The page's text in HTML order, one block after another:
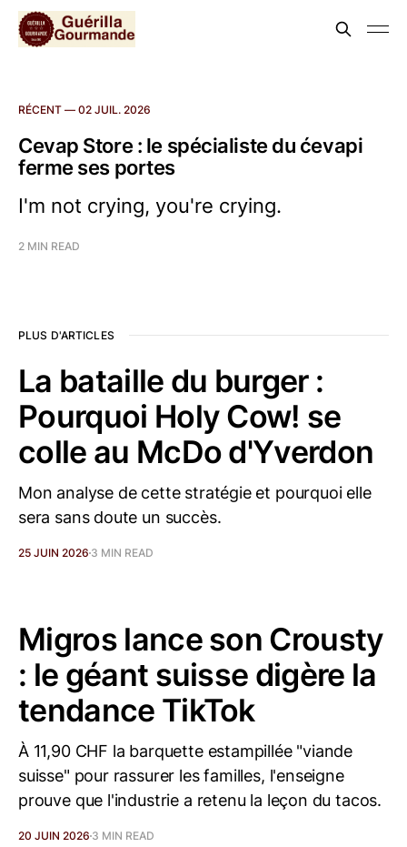
RÉCENT — 02 JUIL. 2026
Cevap Store : le spécialiste du ćevapi
ferme ses portes
I'm not crying, you're crying.
2 MIN READ
PLUS D'ARTICLES
La bataille du burger :
Pourquoi Holy Cow! se
colle au McDo d'Yverdon
Mon analyse de cette stratégie et pourquoi elle
sera sans doute un succès.
25 JUIN 2026 3 MIN READ
Migros lance son Crousty
: le géant suisse digère la
tendance TikTok
À 11,90 CHF la barquette estampillée "viande
suisse" pour rassurer les familles, l'enseigne
prouve que l'industrie a retenu la leçon du tacos.
20 JUIN 2026 3 MIN READ